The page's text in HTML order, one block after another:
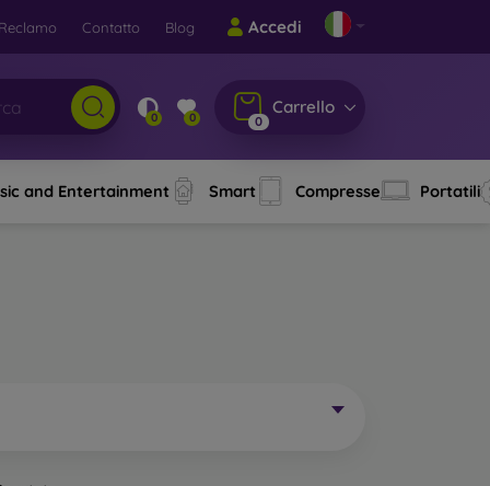
Reclamo Contatto Blog Accedi
0 0 0
Carrello
and Entertainment Smart Compresse Portatili